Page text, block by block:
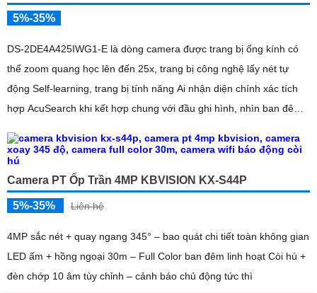
5%-35%
DS-2DE4A425IWG1-E là dòng camera được trang bị ống kính có
thể zoom quang học lên đến 25x, trang bị công nghệ lấy nét tự
động Self-learning, trang bị tính năng Ai nhận diện chính xác tích
hợp AcuSearch khi kết hợp chung với đầu ghi hình, nhìn ban đêm
Camera PT Ốp Trần 4MP KBVISION KX-S44P
5%-35% Liên hệ
4MP sắc nét + quay ngang 345° – bao quát chi tiết toàn không gian
LED ấm + hồng ngoại 30m – Full Color ban đêm linh hoạt Còi hú +
đèn chớp 10 âm tùy chỉnh – cảnh báo chủ động tức thì